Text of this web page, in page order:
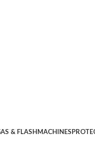
& FLASHMACHINES